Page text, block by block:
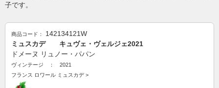
子です。
商品コード：
142134121W
ミュスカデ キュヴェ・ヴェルジェ2021
ドメーヌ リュノー・パパン
ヴィンテージ ： 2021
フランス ロワール ミュスカデ >